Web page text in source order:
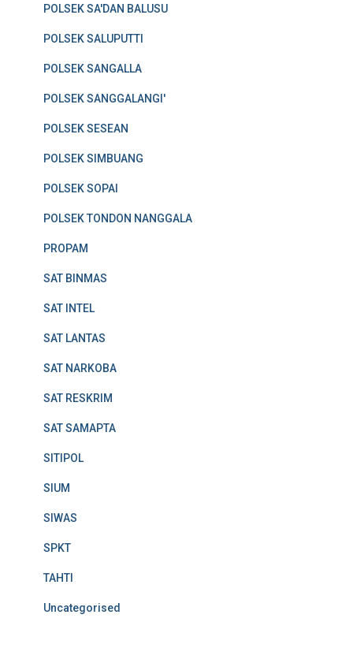
POLSEK SA'DAN BALUSU
POLSEK SALUPUTTI
POLSEK SANGALLA
POLSEK SANGGALANGI'
POLSEK SESEAN
POLSEK SIMBUANG
POLSEK SOPAI
POLSEK TONDON NANGGALA
PROPAM
SAT BINMAS
SAT INTEL
SAT LANTAS
SAT NARKOBA
SAT RESKRIM
SAT SAMAPTA
SITIPOL
SIUM
SIWAS
SPKT
TAHTI
Uncategorised